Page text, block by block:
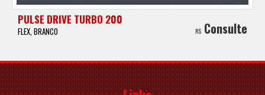
PULSE DRIVE TURBO 200
FLEX, BRANCO R$ Consulte